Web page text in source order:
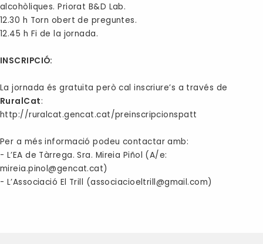
alcohòliques. Priorat B&D Lab.
12.30 h Torn obert de preguntes.
12.45 h Fi de la jornada.
INSCRIPCIÓ:
La jornada és gratuïta però cal inscriure’s a través de
RuralCat:
http://ruralcat.gencat.cat/preinscripcionspatt
Per a més informació podeu contactar amb:
- L’EA de Tàrrega. Sra. Mireia Piñol (A/e:
mireia.pinol@gencat.cat)
- L’Associació El Trill (associacioeltrill@gmail.com)